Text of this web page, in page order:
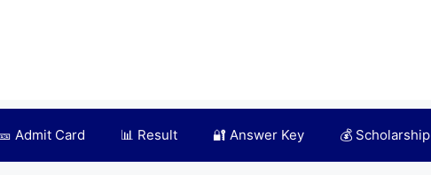
🎫 Admit Card 📊 Result 🔐 Answer Key 💰 Scholarship